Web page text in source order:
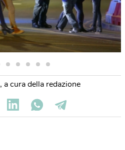
, a cura della redazione